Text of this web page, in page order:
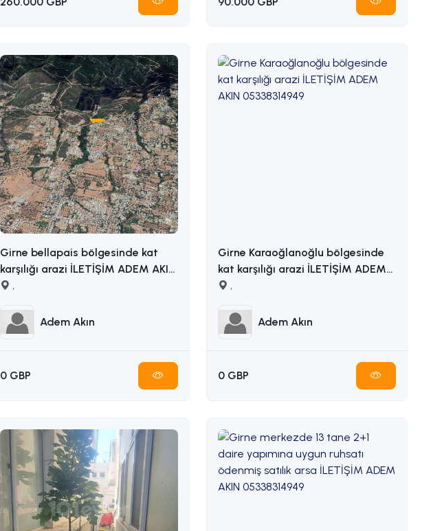
Girne bellapais bölgesinde kat
karşılığı arazi İLETİŞİM ADEM AKIN
: 05338314949
,
Adem Akın
0 GBP
Girne Karaoğlanoğlu bölgesinde
kat karşılığı arazi İLETİŞİM ADEM
AKIN 05338314949
,
Adem Akın
0 GBP